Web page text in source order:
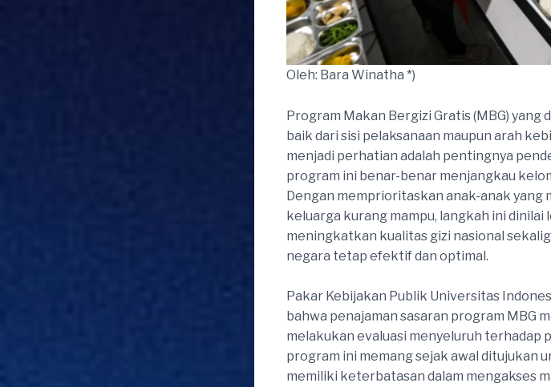
Oleh: Bara Winatha *)
Program Makan Bergizi Gratis (MBG)
baik dari sisi pelaksanaan maupun arah
menjadi perhatian adalah pentingnya
program ini benar-benar menjangkau
Dengan memprioritaskan anak-anak yang
keluarga kurang mampu, langkah ini dinilai
meningkatkan kualitas gizi nasional
negara tetap efektif dan optimal.
Pakar Kebijakan Publik Universitas
bahwa penajaman sasaran program MBG
melakukan evaluasi menyeluruh terhadap
program ini memang sejak awal ditujukan
memiliki keterbatasan dalam mengakses